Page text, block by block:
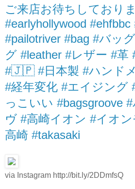
ご来店お待ちしており
#earlyhollywood #ehfbbc
#pailotriver #bag #バッ
グ #leather #レザー #革
#🇯🇵 #日本製 #ハンド
#経年変化 #エイジング
っこいい #bagsgroove
ヴ #高崎イオン #イオ
高崎 #takasaki
via Instagram http://bit.ly/2DDmfsQ